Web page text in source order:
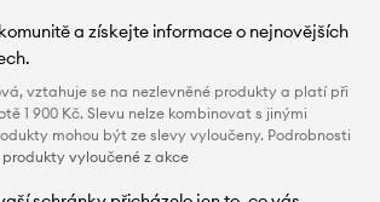
a získejte informace o nejnovějších
vztahuje se na nezlevněné produkty a platí při
1 900 Kč. Slevu nelze kombinovat s jinými
mohou být ze slevy vyloučeny. Podrobnosti
produkty vyloučené z akce